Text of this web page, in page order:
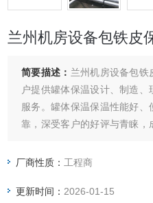
兰州机房设备包铁皮
简要描述： 兰州机房设备包铁
户提供罐体保温设计、制造
服务。罐体保温保温性能好
靠，深受客户的好评与青睐
厂商性质： 工程商
更新时间： 2026-01-15